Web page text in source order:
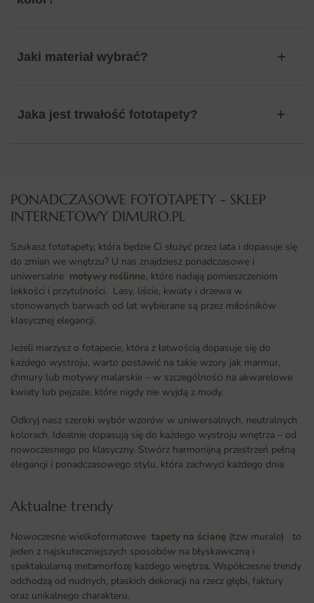
Jaki materiał wybrać?
Jaka jest trwałość fototapety?
PONADCZASOWE FOTOTAPETY - SKLEP
INTERNETOWY DIMURO.PL​
Szukasz fototapety, która będzie Ci służyć przez lata i dopasuje się
do zmian we wnętrzu? U nas znajdziesz ponadczasowe i
uniwersalne motywy roślinne, które nadają pomieszczeniom
lekkości i przytulności. Lasy, liście, kwiaty i drzewa w
stonowanych barwach od lat wybierane są przez miłośników
klasycznej elegancji.
Jeżeli marzysz o fotapecie, która z łatwością dopasuje się do
każdego wystroju, warto postawić na takie wzory jak marmur,
chmury lub motywy malarskie – w szczególności na akwarelowe
kwiaty lub pejzaże, które nigdy nie wyjdą z mody.
Odkryj nasz szeroki wybór wzorów w uniwersalnych, neutralnych
kolorach. Idealnie dopasują się do każdego wystroju wnętrza – od
nowoczesnego po klasyczny. Stwórz harmonijną przestrzeń pełną
elegancji i ponadczasowego stylu, która zachwyci każdego dnia
Aktualne trendy​
Nowoczesne wielkoformatowe tapety na ścianę (tzw murale) to
jeden z najskuteczniejszych sposobów na błyskawiczną i
spektakularną metamorfozę każdego wnętrza. Współczesne trendy
odchodzą od nudnych, płaskich dekoracji na rzecz głębi, faktury
oraz unikalnego charakteru.